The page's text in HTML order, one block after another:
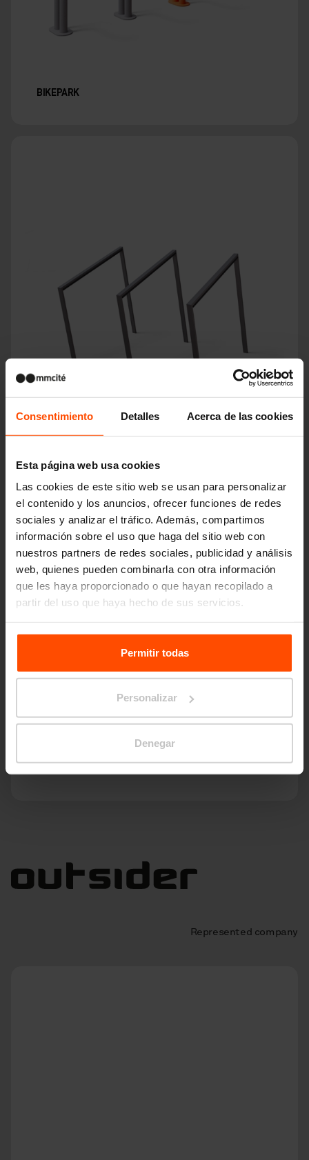
Consentimiento Detalles Acerca de las cookies
Esta página web usa cookies
Las cookies de este sitio web se usan para personalizar
el contenido y los anuncios, ofrecer funciones de redes
sociales y analizar el tráfico. Además, compartimos
información sobre el uso que haga del sitio web con
nuestros partners de redes sociales, publicidad y análisis
web, quienes pueden combinarla con otra información
que les haya proporcionado o que hayan recopilado a
partir del uso que haya hecho de sus servicios.
Para más información, visitePrinciples Relating to the
Processing Personal Data.Permitir todas
Personalizar
Denegar
BIKEPARK
LOTLIMIT
Represented company